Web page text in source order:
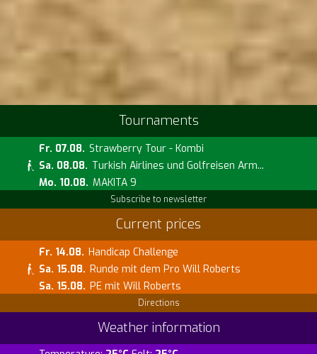
Tournaments
Fr. 07.08. Strawberry Tour - Kombi
Sa. 08.08. Turkish Airlines und Golfreisen Arm...
Mo. 10.08. MAKITA 9
Subscribe to newsletter
Current prices
Fr. 14.08. Handicap Challenge
Sa. 15.08. Runde mit dem Pro Will Roberts
Sa. 15.08. PE mit Will Roberts
Directions
Weather information